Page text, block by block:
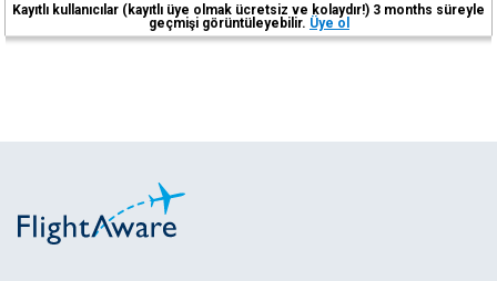
Kayıtlı kullanıcılar (kayıtlı üye olmak ücretsiz ve kolaydır!) 3 months süreyle
geçmişi görüntüleyebilir. Üye ol